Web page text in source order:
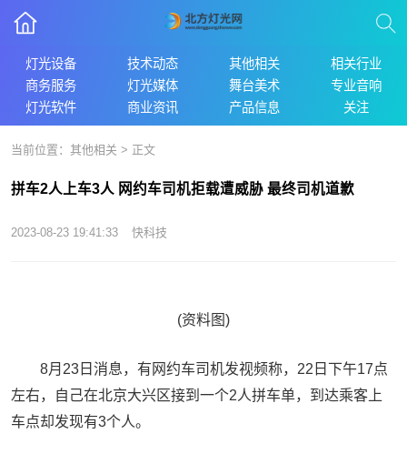
灯光设备 技术动态 其他相关
相关行业
商务服务
灯光媒体 舞台美术
专业音响
灯光软件
商业资讯 产品信息 关注
当前位置： 其他相关 > 正文
拼车2人上车3人 网约车司机拒载遭威胁 最终司机道歉
2023-08-23 19:41:33 快科技
(资料图)
8月23日消息，有网约车司机发视频称，22日下午17点
左右，自己在北京大兴区接到一个2人拼车单，到达乘客上
车点却发现有3个人。